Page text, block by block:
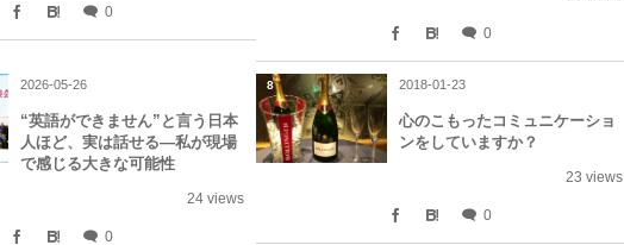
0
0
2026-05-26
“英語ができません”と言う日本
人ほど、実は話せる—私が現場
で感じる大きな可能性
24 views
0
2018-01-23
心のこもったコミュニケーショ
ンをしていますか？
23 views
0
8